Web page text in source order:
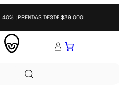
40%. ¡PRENDAS DESDE $39.000!